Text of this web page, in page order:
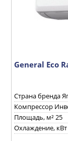
General Eco
Страна бренда
Компрессор
Площадь, м² 25
Охлаждение, кВт